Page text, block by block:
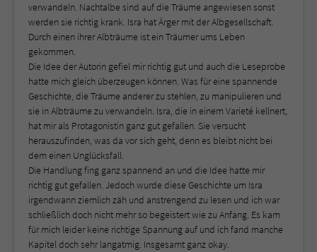
verwandeln. Nachtalbe sind auf die Träume angewiesen sonst
werden sie richtig krank. Isra hat Ärger mit der Albgesellschaft.
Durch einen ihrer Albträume ist ein Träumer ums Leben
gekommen.
Die Idee der Autorin gefiel mir richtig gut und auch die Leseprobe
hatte mich gleich überzeugen können. Was für eine spannende
Geschichte, die Träume anderer zu stehlen, zu manipulieren und
sie in Albträume zu verwandeln. Isra, die in einem Varieté kellnert,
hat mir als Protagonistin ganz gut gefallen. Sie versucht
herauszufinden, was da vor sich geht, denn es bleibt nicht bei
dem einen Unglücksfall.
Die Handlung fing ganz spannend an und die Idee hatte mir
richtig gut gefallen. Jedoch wurde diese Geschichte um Isra
irgendwann ziemlich zäh und anstrengend zu lesen und ich war
schließlich doch nicht mehr so begeistert wie zu Anfang. Es kam
für mich leider keine richtige Spannung auf und ich fand manche
Kapitel doch sehr langatmig. Insgesamt ganz okay.